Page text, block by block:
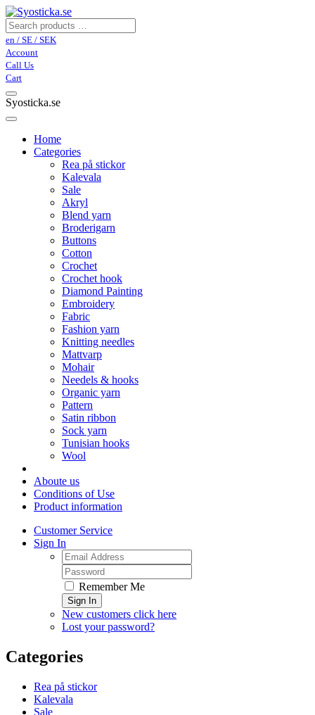
en / SE / SEK
Account
Call Us
Cart
Syosticka.se
Home
Categories
Rea på stickor
Kalevala
Sale
Akryl
Blend yarn
Broderigarn
Buttons
Cotton
Crochet
Crochet hook
Diamond Painting
Embroidery
Fabric
Fashion yarn
Knitting needles
Mattvarp
Mohair
Needels & hooks
Organic yarn
Pattern
Satin ribbon
Sock yarn
Tunisian hooks
Wool
Aboute us
Conditions of Use
Product information
Customer Service
Sign In
Remember Me
Sign In
New customers click here
Lost your password?
Categories
Rea på stickor
Kalevala
Sale